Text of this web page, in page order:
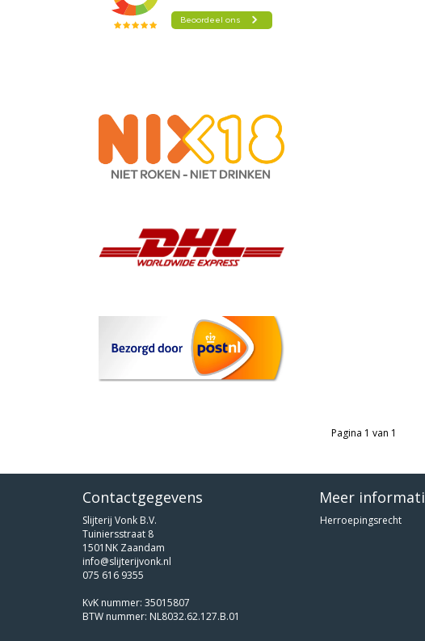
Pagina 1 van 1
Contactgegevens
Slijterij Vonk B.V.
Tuiniersstraat 8
1501NK Zaandam
info@slijterijvonk.nl
075 616 9355
KvK nummer: 35015807
BTW nummer: NL8032.62.127.B.01
Meer
Herroepingsrecht